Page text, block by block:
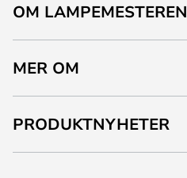
OM LAMPEMESTEREN
MER OM
PRODUKTNYHETER